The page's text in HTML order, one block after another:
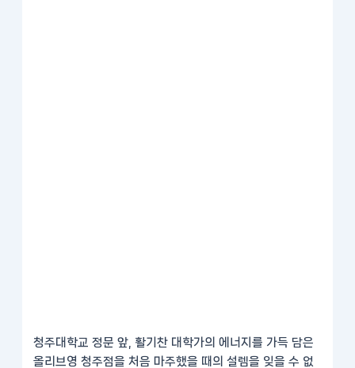
청주대학교 정문 앞, 활기찬 대학가의 에너지를 가득 담은
올리브영 청주점을 처음 마주했을 때의 설렘을 잊을 수 없